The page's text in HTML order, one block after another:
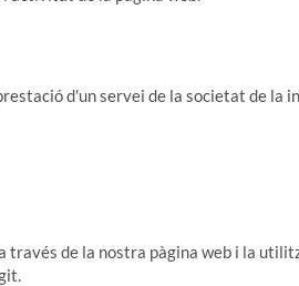
d'un servei de la societat de la
través de la nostra pàgina web i la